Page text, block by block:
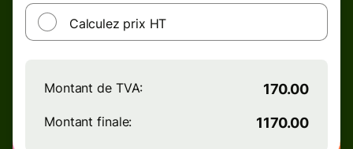
Calculez prix HT
Montant de TVA: 170.00
Montant finale: 1170.00